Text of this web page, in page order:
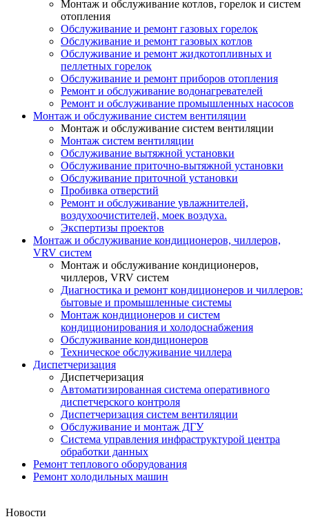
Монтаж и обслуживание котлов, горелок и систем
отопления
Обслуживание и ремонт газовых горелок
Обслуживание и ремонт газовых котлов
Обслуживание и ремонт жидкотопливных и
пеллетных горелок
Обслуживание и ремонт приборов отопления
Ремонт и обслуживание водонагревателей
Ремонт и обслуживание промышленных насосов
Монтаж и обслуживание систем вентиляции
Монтаж и обслуживание систем вентиляции
Монтаж систем вентиляции
Обслуживание вытяжной установки
Обслуживание приточно-вытяжной установки
Обслуживание приточной установки
Пробивка отверстий
Ремонт и обслуживание увлажнителей,
воздухоочистителей, моек воздуха.
Экспертизы проектов
Монтаж и обслуживание кондиционеров, чиллеров,
VRV систем
Монтаж и обслуживание кондиционеров,
чиллеров, VRV систем
Диагностика и ремонт кондиционеров и чиллеров:
бытовые и промышленные системы
Монтаж кондиционеров и систем
кондиционирования и холодоснабжения
Обслуживание кондиционеров
Техническое обслуживание чиллера
Диспетчеризация
Диспетчеризация
Автоматизированная система оперативного
диспетчерского контроля
Диспетчеризация систем вентиляции
Обслуживание и монтаж ДГУ
Система управления инфраструктурой центра
обработки данных
Ремонт теплового оборудования
Ремонт холодильных машин
Новости